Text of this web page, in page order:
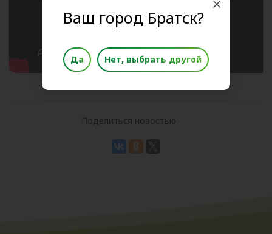
Поделиться новостью
Ваш город Братск?
Да Нет, выбрать другой